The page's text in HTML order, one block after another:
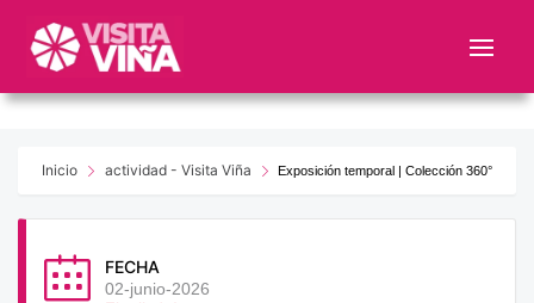
este
web
sistemaInicio actividad - Visita Viña Exposición temporal | Colección 360°
FECHA
02-junio-2026